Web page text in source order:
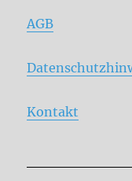
AGB
Kontakt